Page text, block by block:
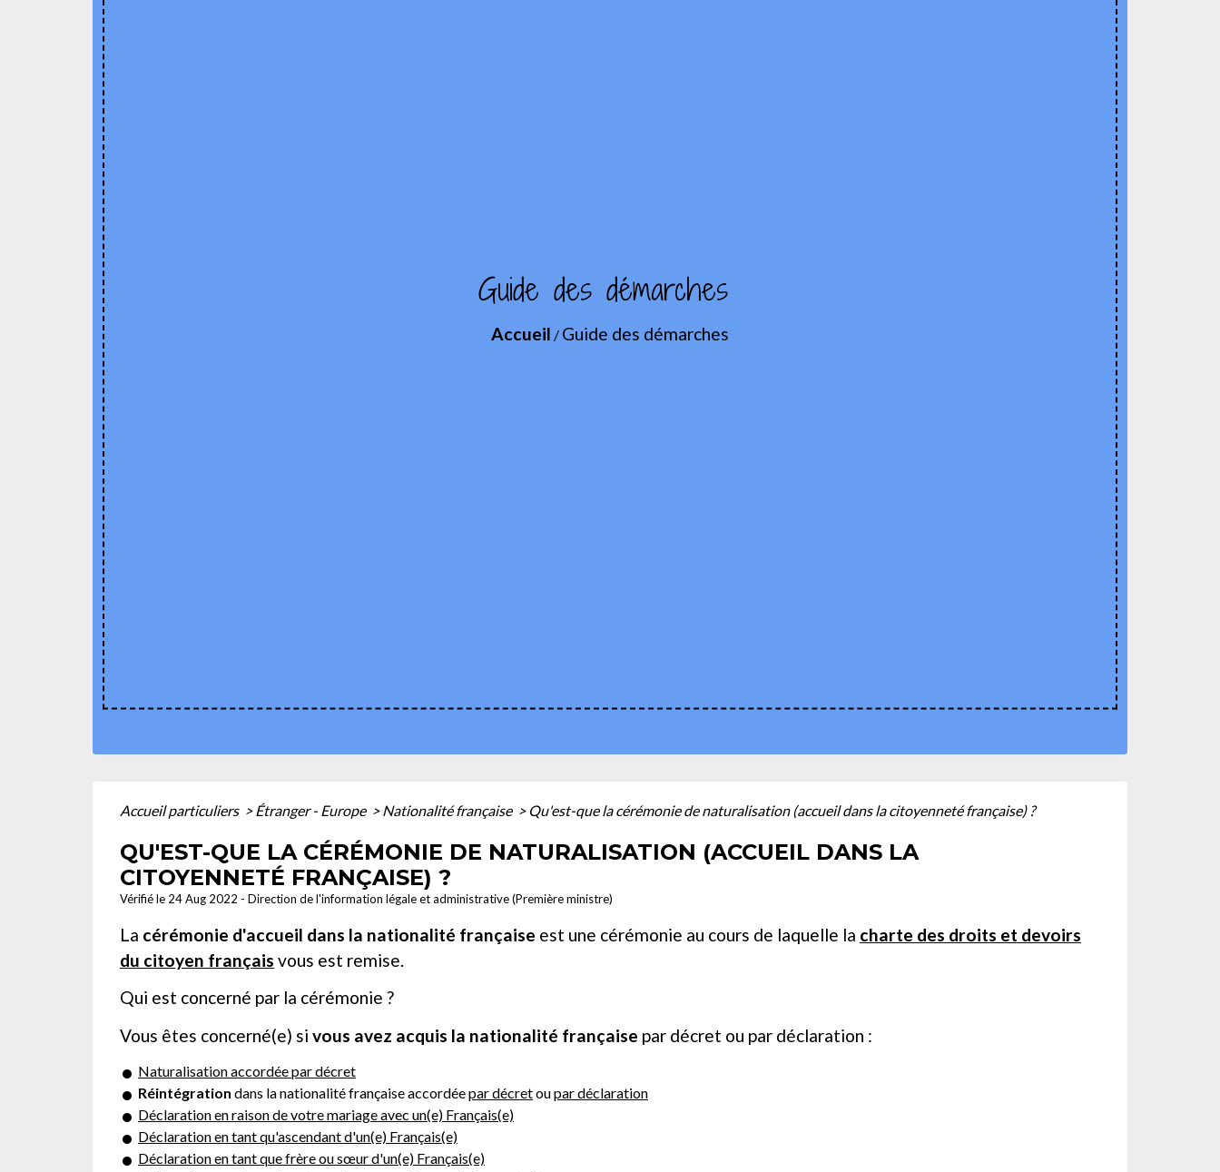
Guide des démarches
Accueil / Guide des démarches
Accueil particuliers > Étranger - Europe > Nationalité française > Qu'est-que la cérémonie de naturalisation (accueil dans la citoyenneté française) ?
QU'EST-QUE LA CÉRÉMONIE DE NATURALISATION (ACCUEIL DANS LA
CITOYENNETÉ FRANÇAISE) ?
Vérifié le 24 Aug 2022 - Direction de l'information légale et administrative (Première ministre)
La cérémonie d'accueil dans la nationalité française est une cérémonie au cours de laquelle la charte des droits et devoirs
du citoyen français vous est remise.
Qui est concerné par la cérémonie ?
Vous êtes concerné(e) si vous avez acquis la nationalité française par décret ou par déclaration :
Naturalisation accordée par décret
Réintégration dans la nationalité française accordéepar décretoupar déclaration
Déclaration en raison de votre mariage avec un(e) Français(e)
Déclaration en tant qu'ascendant d'un(e) Français(e)
Déclaration en tant que frère ou sœur d'un(e) Français(e)